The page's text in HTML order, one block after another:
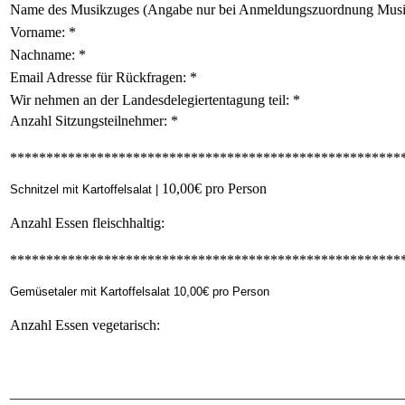
Name des Musikzuges (Angabe nur bei Anmeldungszuordnung
Vorname: *
Nachname: *
Email Adresse für Rückfragen: *
Wir nehmen an der Landesdelegiertentagung teil: *
Anzahl Sitzungsteilnehmer: *
Schnitzel mit Kartoffelsalat | 10,00€ pro Person
Anzahl Essen fleischhaltig:
Gemüsetaler mit Kartoffelsalat 10,00€ pro Person
Anzahl Essen vegetarisch: